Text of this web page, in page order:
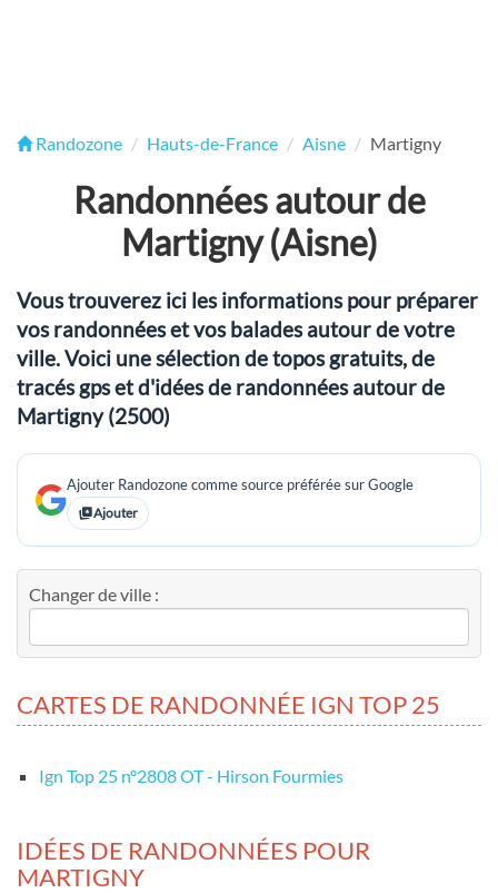
Randozone Hauts-de-France Aisne Martigny
Randonnées autour de
Martigny (Aisne)
Vous trouverez ici les informations pour préparer
vos randonnées et vos balades autour de votre
ville. Voici une sélection de topos gratuits, de
tracés gps et d'idées de randonnées autour de
Martigny (2500)
Ajouter Randozone comme source préférée sur Google
Ajouter
Changer de ville :
CARTES DE RANDONNÉE IGN TOP 25
Ign Top 25 nº2808 OT - Hirson Fourmies
IDÉES DE RANDONNÉES POUR
MARTIGNY